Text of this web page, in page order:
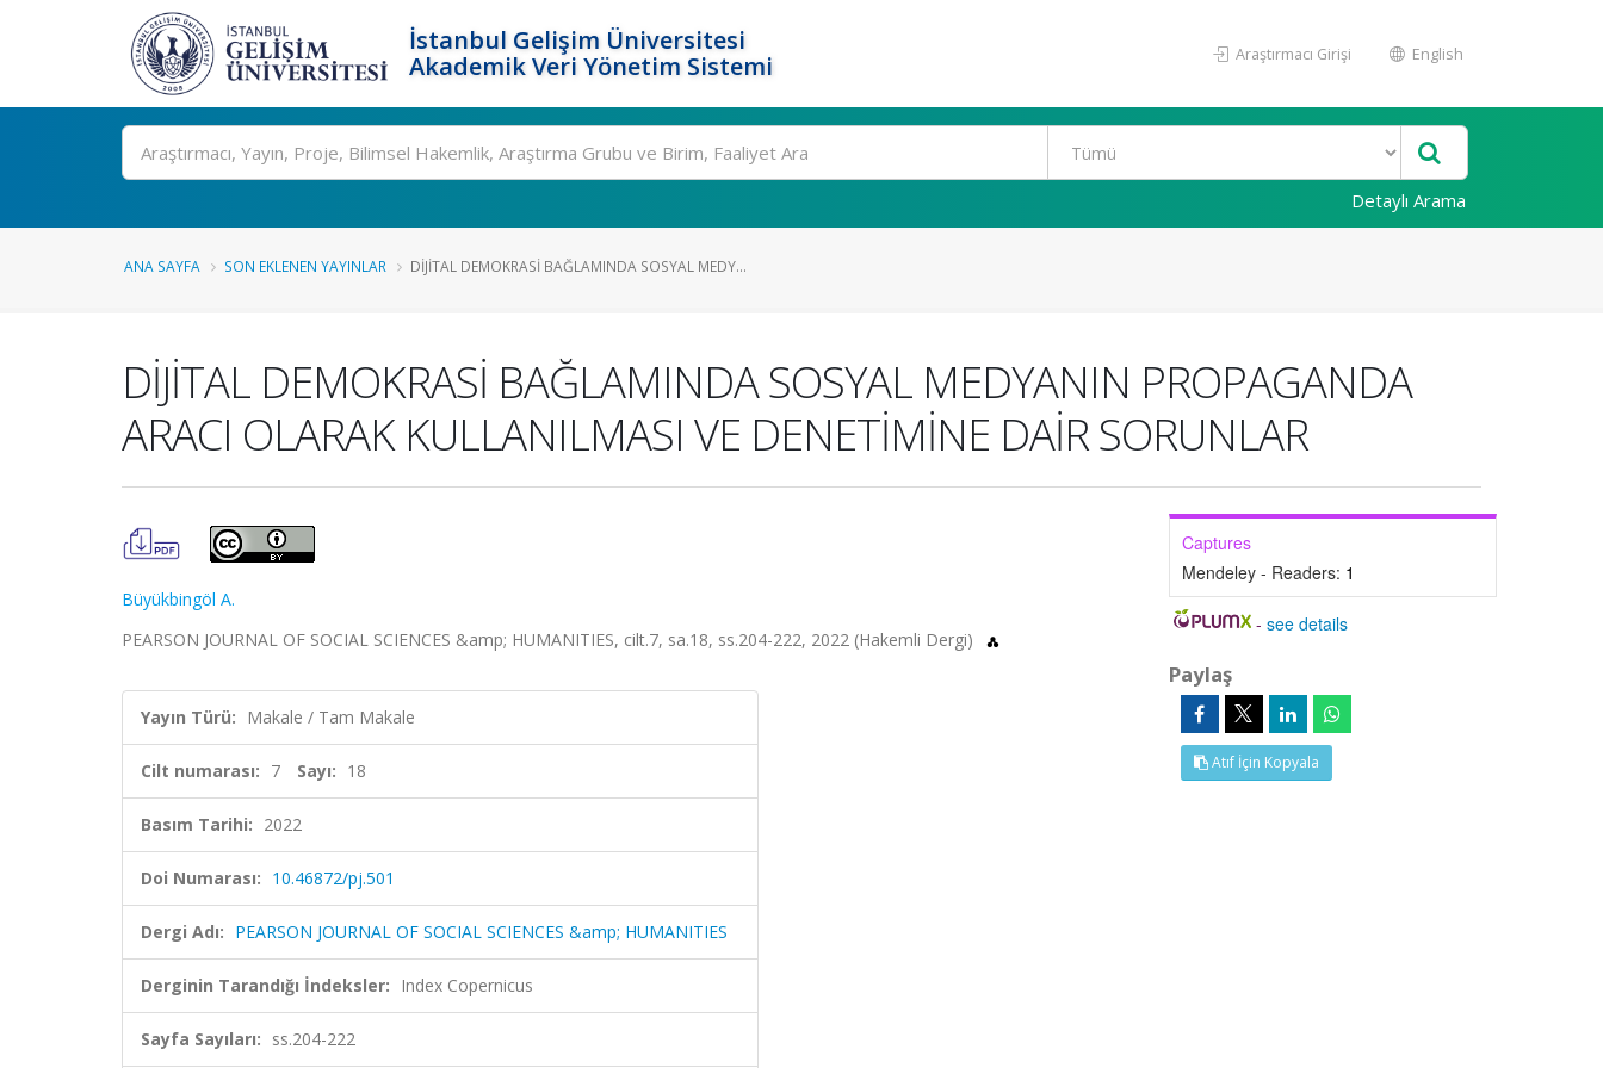
İstanbul Gelişim Üniversitesi
Akademik Veri Yönetim Sistemi
Araştırmacı Girişi English
Ara
Detaylı Arama
ANA SAYFA SON EKLENEN YAYINLAR DİJİTAL DEMOKRASİ BAĞLAMINDA SOSYAL MEDY...
DİJİTAL DEMOKRASİ BAĞLAMINDA SOSYAL MEDYANIN PROPAGANDA
ARACI OLARAK KULLANILMASI VE DENETİMİNE DAİR SORUNLAR
Büyükbingöl A.
PEARSON JOURNAL OF SOCIAL SCIENCES &amp; HUMANITIES, cilt.7, sa.18, ss.204-222, 2022 (Hakemli Dergi)
Yayın Türü: Makale / Tam Makale
Cilt numarası: 7 Sayı: 18
Basım Tarihi: 2022
Doi Numarası: 10.46872/pj.501
Dergi Adı: PEARSON JOURNAL OF SOCIAL SCIENCES &amp; HUMANITIES
Derginin Tarandığı İndeksler: Index Copernicus
Sayfa Sayıları: ss.204-222
Captures
Mendeley - Readers: 1
-see details
Paylaş
Atıf İçin Kopyala